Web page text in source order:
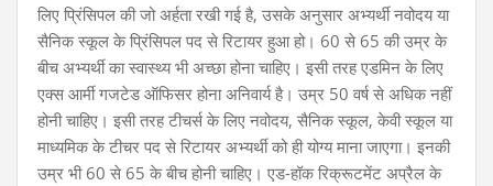
लिए प्रिंसिपल की जो अर्हता रखी गई है, उसके अनुसार अभ्यर्थी नवोदय या
सैनिक स्कूल के प्रिंसिपल पद से रिटायर हुआ हो। 60 से 65 की उम्र के
बीच अभ्यर्थी का स्वास्थ्य भी अच्छा होना चाहिए। इसी तरह एडमिन के लिए
एक्स आर्मी गजटेड ऑफिसर होना अनिवार्य है। उम्र 50 वर्ष से अधिक नहीं
होनी चाहिए। इसी तरह टीचर्स के लिए नवोदय, सैनिक स्कूल, केवी स्कूल या
माध्यमिक के टीचर पद से रिटायर अभ्यर्थी को ही योग्य माना जाएगा। इनकी
उम्र भी 60 से 65 के बीच होनी चाहिए। एड-हॉक रिक्रूटमेंट अप्रैल के